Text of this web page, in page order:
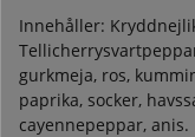
Innehåller:
gurkmeja, ros,
paprika, socker,
cayennepeppar, anis.